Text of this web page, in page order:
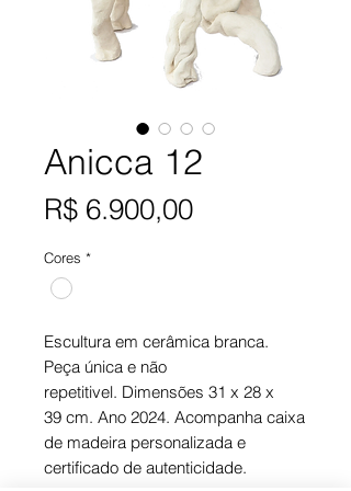
Anicca 12
R$ 6.900,00Preço
Cores *
Escultura em cerâmica branca.
Peça única e não
repetitivel. Dimensões 31 x 28 x
39 cm. Ano 2024. Acompanha caixa
de madeira personalizada e
certificado de autenticidade.